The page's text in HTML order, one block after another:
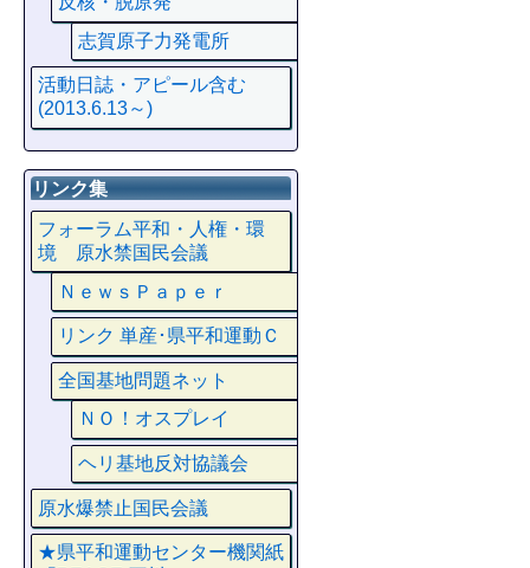
志賀原子力発電所
活動日誌・アピール含む
(2013.6.13～)
リンク集
フォーラム平和・人権・環
境 原水禁国民会議
ＮｅｗｓＰａｐｅｒ
リンク 単産･県平和運動Ｃ
全国基地問題ネット
ＮＯ！オスプレイ
ヘリ基地反対協議会
原水爆禁止国民会議
★県平和運動センター機関紙